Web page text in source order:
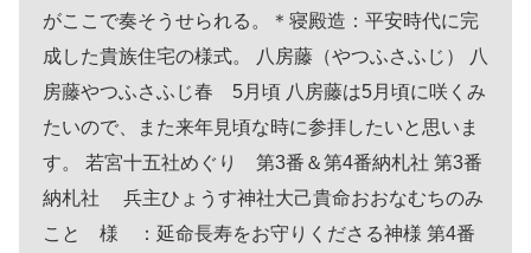
がここで奏そうせられる。＊寝殿造：平安時代に完
成した貴族住宅の様式。 八房藤（やつふさふじ） 八
房藤やつふさふじ春 5月頃 八房藤は5月頃に咲くみ
たいので、また来年見頃な時に参拝したいと思いま
す。 若宮十五社めぐり 第3番＆第4番納札社 第3番
納札社 兵主ひょうす神社大己貴命おおなむちのみ
こと 様 ：延命長寿をお守りくださる神様 第4番